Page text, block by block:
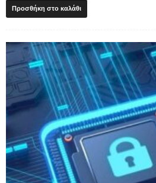
Προσθήκη στο καλάθι